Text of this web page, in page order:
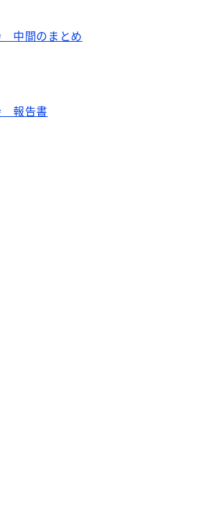
中間のまとめ
報告書